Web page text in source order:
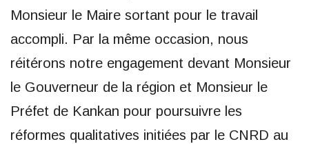
Monsieur le Maire sortant pour le travail
accompli. Par la même occasion, nous
réitérons notre engagement devant Monsieur
le Gouverneur de la région et Monsieur le
Préfet de Kankan pour poursuivre les
réformes qualitatives initiées par le CNRD au